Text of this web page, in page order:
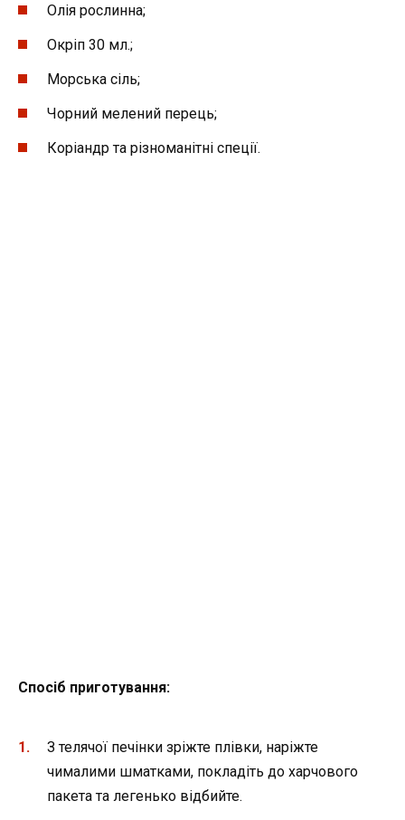
Олія рослинна;
Окріп 30 мл.;
Морська сіль;
Чорний мелений перець;
Коріандр та різноманітні спеції.
Спосіб приготування:
З телячої печінки зріжте плівки, наріжте
чималими шматками, покладіть до харчового
пакета та легенько відбийте.